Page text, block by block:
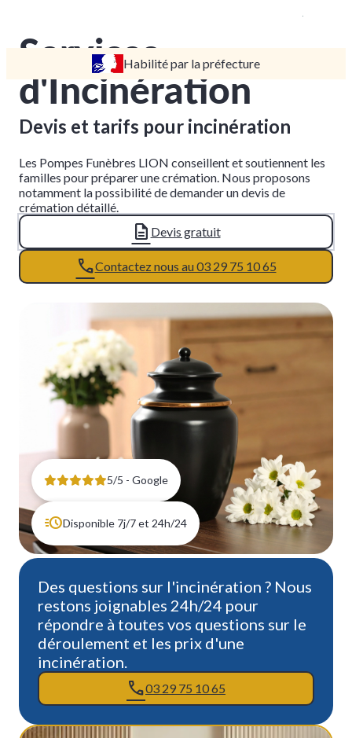
NOTRE AGENCE
MAISON FUNÉRAIRE
NOS SERVICES
SERVICES AUX FAMILLES
ORGANISER DES OBSÈQUES
PRÉVOIR SES OBSÈQUES
MARBRERIE
MONUMENTS FUNÉRAIRES
ARTICLES FUNÉRAIRES
AVIS DE DÉCÈS
Habilité par la préfecture
5/5 - Google
Disponible 7j/7 et 24h/24
Services
d'Incinération
Devis et tarifs pour incinération
Les Pompes Funèbres LION conseillent et soutiennent les
familles pour préparer une crémation. Nous proposons
notamment la possibilité de demander un devis de
crémation détaillé.
Devis gratuit
Contactez nous au 03 29 75 10 65
Des questions sur l'incinération ? Nous
restons joignables 24h/24 pour
répondre à toutes vos questions sur le
déroulement et les prix d'une
incinération.
03 29 75 10 65